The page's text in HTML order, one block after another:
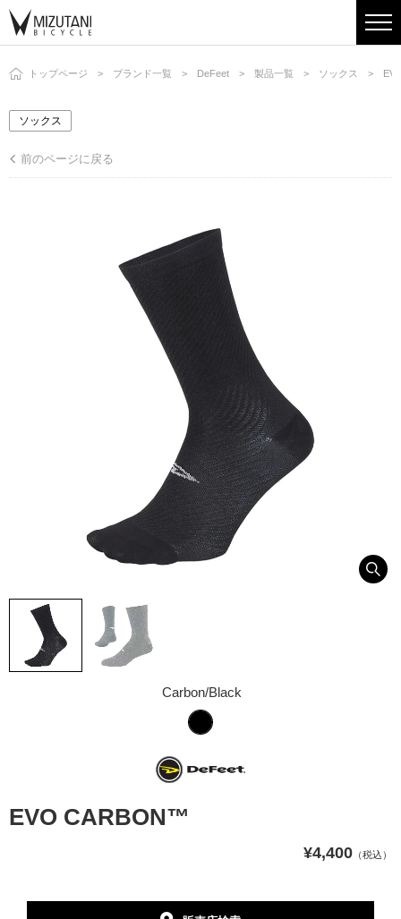
トップページ ブランド一覧 DeFeet 製品一覧 ソックス
ソックス
前のページに戻る
EVO CARBON™
¥4,400 （税込）
Carbon/Black